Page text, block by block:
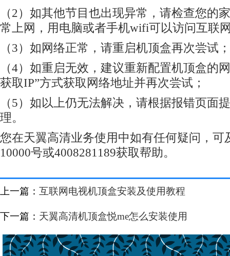
（2）如其他节目也出现异常，请检查您的
常上网，用电脑或者手机wifi可以访问互联
（3）如网络正常，请重启机顶盒再次尝试；
（4）如重启无效，建议重新配置机顶盒的
获取IP”方式获取网络地址并再次尝试；
（5）如以上仍无法解决，请根据报错页面
理。
您在天翼高清业务使用中如有任何疑问，可
10000号或4008281189获取帮助。
上一篇： 互联网电视机顶盒安装及使用教程
下一篇： 天翼高清机顶盒悦me怎么安装使用